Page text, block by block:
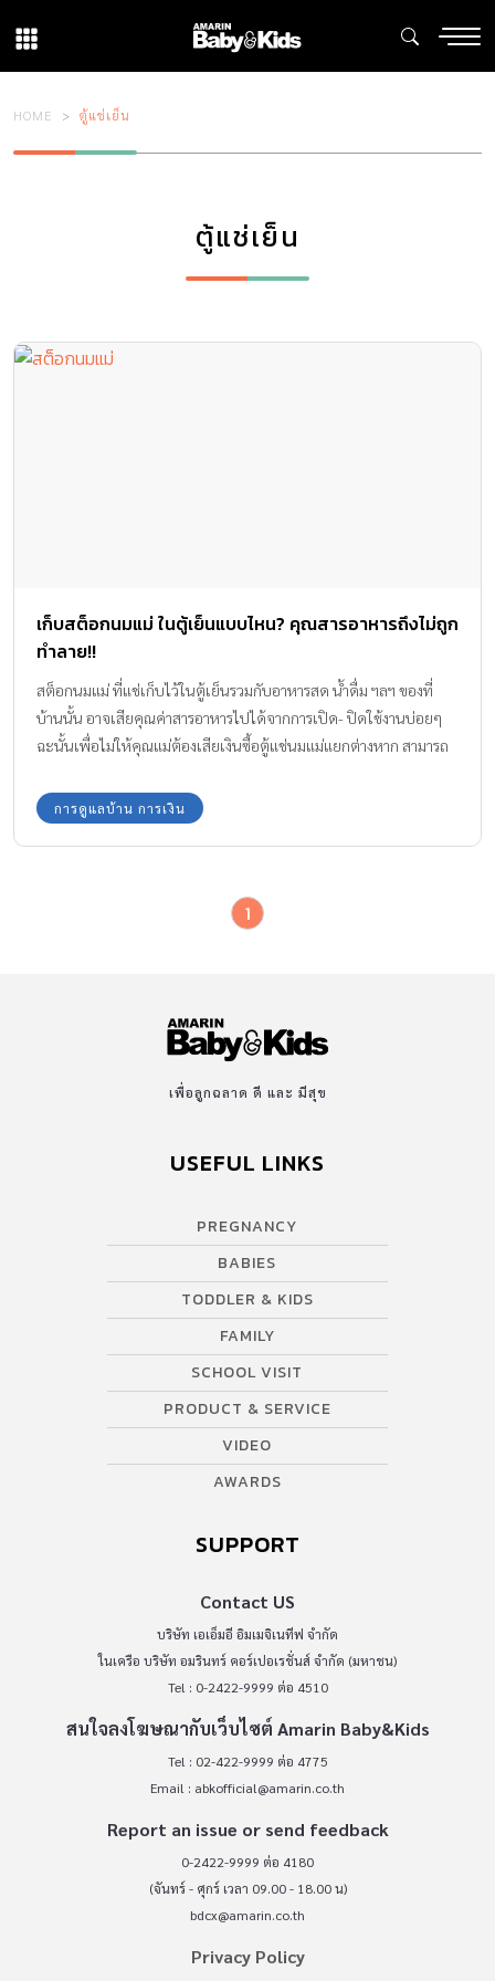
HOME ตู้แช่เย็น
ตู้แช่เย็น
เก็บสต็อกนมแม่ ในตู้เย็นแบบไหน? คุณสารอาหารถึงไม่ถูก
ทำลาย!!
สต็อกนมแม่ ที่แช่เก็บไว้ในตู้เย็นรวมกับอาหารสด น้ำดื่ม ฯลฯ ของที่
บ้านนั้น อาจเสียคุณค่าสารอาหารไปได้จากการเปิด- ปิดใช้งานบ่อยๆ
ฉะนั้นเพื่อไม่ให้คุณแม่ต้องเสียเงินซื้อตู้แช่นมแม่แยกต่างหาก สามารถ
เย็นซัมซุง Twin Cooling PlusTM ตู้เย็นหนึ่งเดียวที่ช่วยเก็บรักษา
คุณภาพน้ำนมแม่ และ อาหารให้สดใหม่นานขึ้น ที่สำคัญคุณค่าสาร
การดูแลบ้าน การเงิน
1
เพื่อลูกฉลาด ดี และ มีสุข
USEFUL LINKS
PREGNANCY
BABIES
TODDLER & KIDS
FAMILY
SCHOOL VISIT
PRODUCT & SERVICE
VIDEO
AWARDS
SUPPORT
Contact US
บริษัท เอเอ็มอี อิมเมจิเนทีฟ จำกัด
ในเครือ บริษัท อมรินทร์ คอร์เปอเรชั่นส์ จำกัด (มหาชน)
Tel : 0-2422-9999 ต่อ 4510
สนใจลงโฆษณากับเว็บไซต์ Amarin Baby&Kids
Tel : 02-422-9999 ต่อ 4775
Email : abkofficial@amarin.co.th
Report an issue or send feedback
0-2422-9999 ต่อ 4180
(จันทร์ - ศุกร์ เวลา 09.00 - 18.00 น)
bdcx@amarin.co.th
Privacy Policy